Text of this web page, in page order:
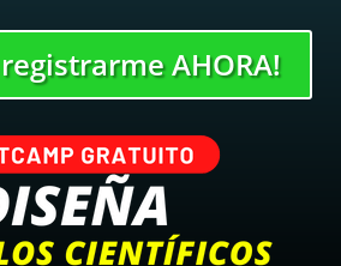
AHORA!